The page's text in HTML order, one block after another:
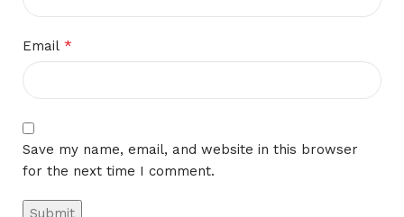
Email *
Save my name, email, and website in this browser
for the next time I comment.